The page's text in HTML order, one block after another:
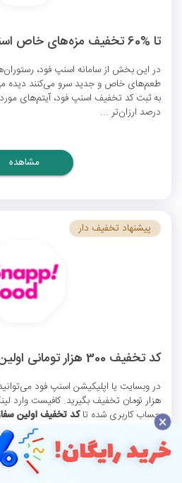
تا %60 تخفیف مزه‌های خاص اسنپ فود
در این بخش از سامانه اسنپ فود،
طعم‌های خاص و جدید سرو می‌کنند دیده
به ثبتکد تخفیف اسنپ فود
درصد ارزان‌تر ...
مشاهده
کد تخفیف 300 هزار تومانی اولین خرید اسنپ فود
هزار تومان تخفیف بگیرید. کافیست وارد
حساب کاربری شده تاکد تخفیف اولین
تومانی نمایش داده شود. ...
پیشنهاد تخفیف دار
مشاهده
×